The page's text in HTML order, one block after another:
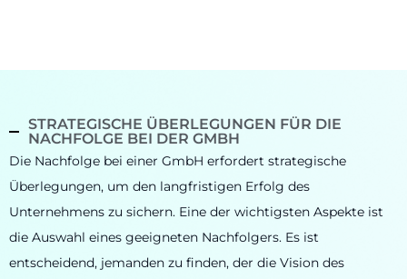
STRATEGISCHE ÜBERLEGUNGEN FÜR DIE
NACHFOLGE BEI DER GMBH
Die Nachfolge bei einer GmbH erfordert strategische
Überlegungen, um den langfristigen Erfolg des
Unternehmens zu sichern. Eine der wichtigsten Aspekte ist
die Auswahl eines geeigneten Nachfolgers. Es ist
entscheidend, jemanden zu finden, der die Vision des